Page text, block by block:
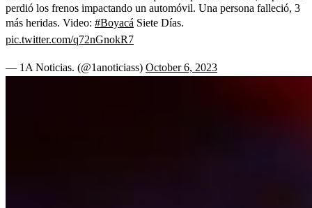
perdió los frenos impactando un automóvil. Una persona falleció, 3
más heridas. Video: #Boyacá Siete Días.
pic.twitter.com/q72nGnokR7
— 1A Noticias. (@1anoticiass) October 6, 2023